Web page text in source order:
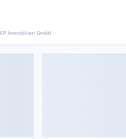
EP Immobilien GmbH